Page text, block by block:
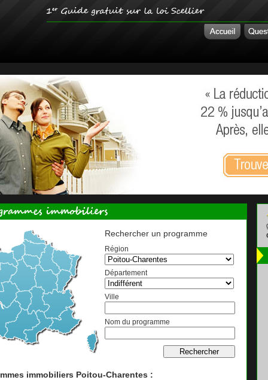
Rechercher un programme
Région
Département
Ville
Nom du programme
immobiliers Poitou-Charentes :